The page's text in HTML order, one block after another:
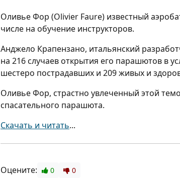
Библиотека
Уставной договор
общества
Тарифы ЛБК 2015 г.
Оливье Фор (Olivier Faure) известный
числе на обучение инструкторов.
Анджело Крапензано, итальянский
на 216 случаев открытия его парашютов в
шестеро пострадавших и 209 живых и
Оливье Фор, страстно увлеченный этой
спасательного парашюта.
Скачать и читать...
Оцените: 0 0